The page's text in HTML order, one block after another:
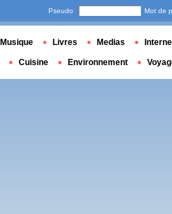
Pseudo Mot de
Musique Livres Medias
Cuisine Environnement